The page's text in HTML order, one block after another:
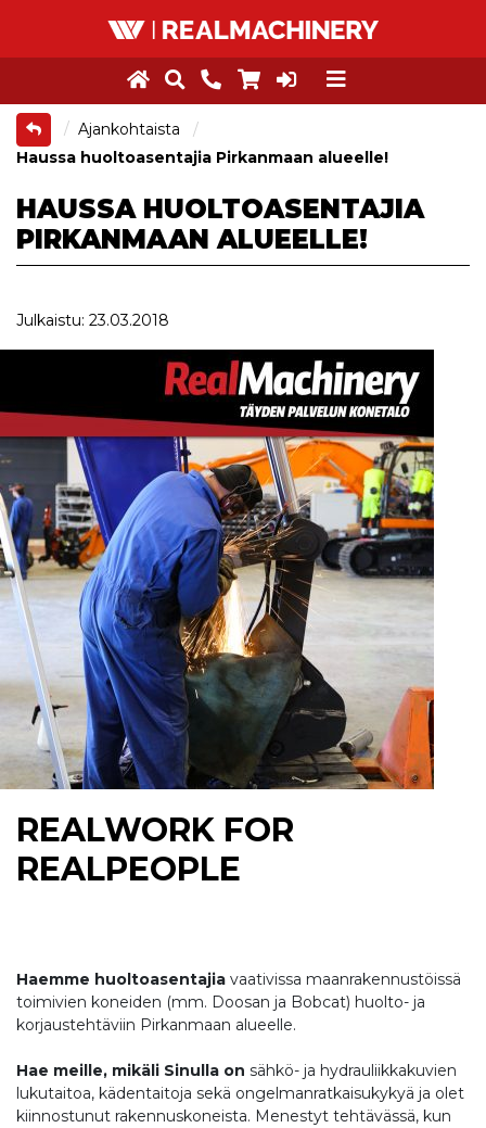
Ajankohtaista
Haussa huoltoasentajia Pirkanmaan alueelle!
HAUSSA HUOLTOASENTAJIA
PIRKANMAAN ALUEELLE!
Julkaistu: 23.03.2018
REALWORK FOR
REALPEOPLE
Haemme huoltoasentajia vaativissa maanrakennustöissä
toimivien koneiden (mm. Doosan ja Bobcat) huolto- ja
korjaustehtäviin Pirkanmaan alueelle.
Hae meille, mikäli Sinulla on sähkö- ja hydrauliikkakuvien
lukutaitoa, kädentaitoja sekä ongelmanratkaisukykyä ja olet
kiinnostunut rakennuskoneista. Menestyt tehtävässä, kun